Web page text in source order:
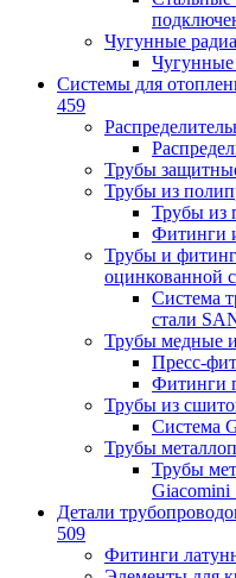
Чугунные
Чугунные
Системы для
459
Трубы
Трубы из
Трубы из
Фитинги
Трубы и
оцинкованной
Система
стали
Трубы медные
Пресс-
Фитинги
Трубы из
Система
Трубы
Трубы
Giacomini
Детали
509
Фитинги